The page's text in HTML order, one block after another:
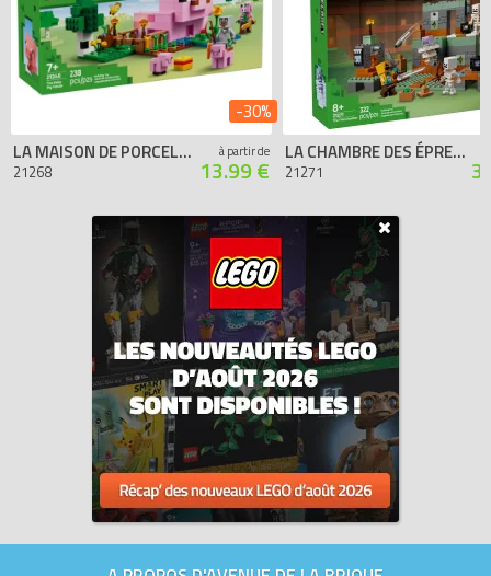
LA MAISON DE PORCELET
21268
à partir de
13.99 €
-30%
LA CHAMBRE DES ÉPREUVES
21271